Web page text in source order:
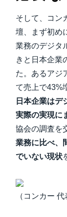
そして、コン
壇、まず初め
業務のデジタ
きと日本企業
た。あるアジ
て売上で43%
日本企業はデ
実際の実現に
協会の調査を
業務に比べ、
でいない現状
（コンカー